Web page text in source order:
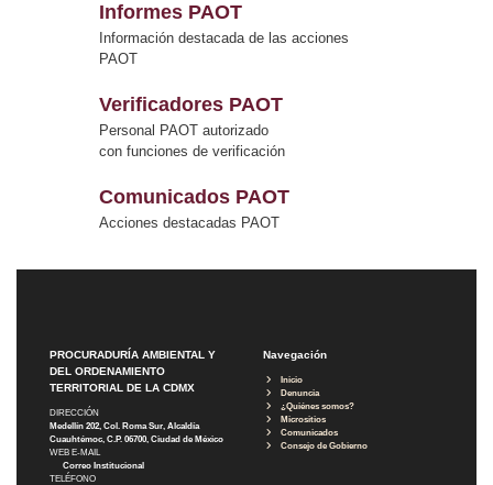
Informes PAOT
Información destacada de las acciones
PAOT
Verificadores PAOT
Personal PAOT autorizado
con funciones de verificación
Comunicados PAOT
Acciones destacadas PAOT
PROCURADURÍA AMBIENTAL Y
DEL ORDENAMIENTO
TERRITORIAL DE LA CDMX
DIRECCIÓN
Medellín 202, Col. Roma Sur, Alcaldía
Cuauhtémoc, C.P. 06700, Ciudad de México
WEB E-MAIL
Correo Institucional
TELÉFONO
Navegación
Inicio
Denuncia
¿Quiénes somos?
Micrositios
Comunicados
Consejo de Gobierno